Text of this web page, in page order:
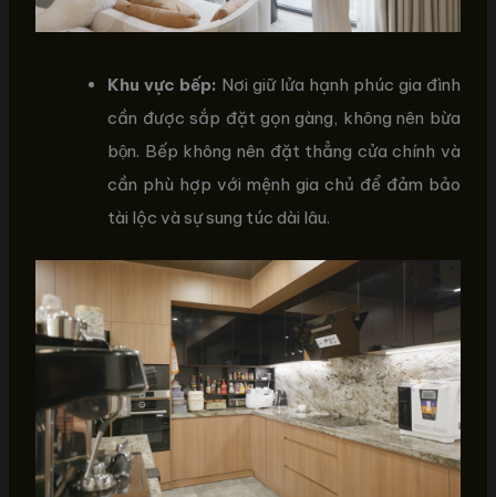
Khu vực bếp: Nơi giữ lửa hạnh phúc gia đình
cần được sắp đặt gọn gàng, không nên bừa
bộn. Bếp không nên đặt thẳng cửa chính và
cần phù hợp với mệnh gia chủ để đảm bảo
tài lộc và sự sung túc dài lâu.